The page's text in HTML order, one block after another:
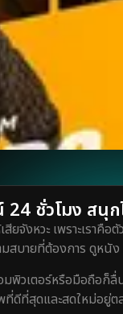
ชั่วโมง สนุ
งหวะ เพราะเราคื
สบายที่ต้องการ ดูห
พิวเตอร์หรือมือถือ
ที่สุดและสดใหม่อยู่ตล